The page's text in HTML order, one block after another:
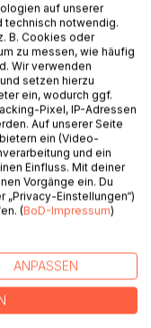
Rebellion. Steht
ohne
Individualität und
in einer totalitären
speichert,
benutzt wird?
und Menschen
auf unserer
technisch notwendig.
B. Cookies oder
zu messen, wie häufig
Wir verwenden
setzen hierzu
ein, wodurch ggf.
Pixel, IP-Adressen
Auf unserer Seite
ein (Video-
und ein
Einfluss. Mit deiner
Vorgänge ein. Du
„Privacy-Einstellungen“)
(BoD-Impressum)
ANPASSEN